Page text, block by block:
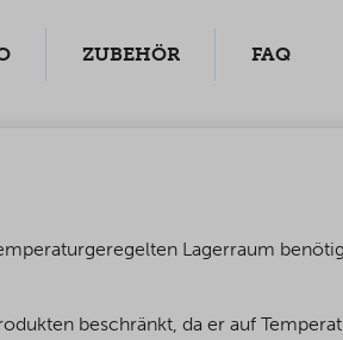
ZUBEHÖR FAQ
Lagerraum
beschränkt, da er auf